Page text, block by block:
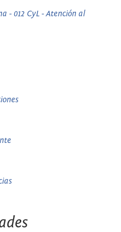
- 012 CyL - Atención al